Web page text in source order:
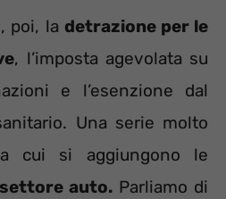
poi, la detrazione per le
, l’imposta agevolata su
e l’esenzione dal
Una serie molto
cui si aggiungono le
auto.Parliamo di